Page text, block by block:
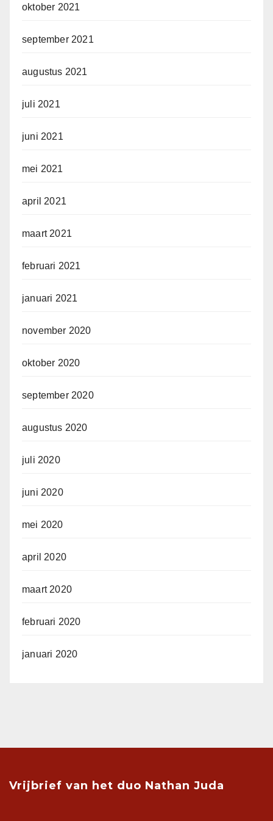
oktober 2021
september 2021
augustus 2021
juli 2021
juni 2021
mei 2021
april 2021
maart 2021
februari 2021
januari 2021
november 2020
oktober 2020
september 2020
augustus 2020
juli 2020
juni 2020
mei 2020
april 2020
maart 2020
februari 2020
januari 2020
Vrijbrief van het duo Nathan Juda